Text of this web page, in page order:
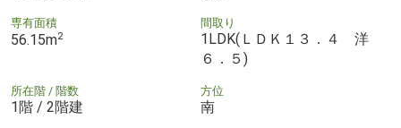
専有面積
56.15m2
間取り
1LDK(ＬＤＫ１３．４ 洋
６．５)
所在階 / 階数
1階 / 2階建
方位
南